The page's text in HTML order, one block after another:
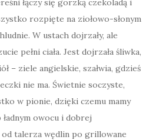
rozpięte na ziołowo-słonym
W ustach dojrzały, ale
pełni ciała. Jest dojrzała śliwka,
– ziele angielskie, szałwia, gdzieś
nie ma. Świetnie soczyste,
w pionie, dzięki czemu mamy
owocu i dobrej
talerza wędlin po grillowane